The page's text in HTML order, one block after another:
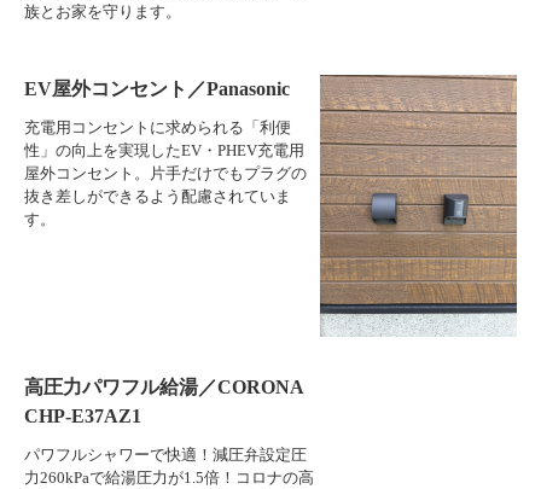
族とお家を守ります。
EV屋外コンセント／Panasonic
充電用コンセントに求められる「利便
性」の向上を実現したEV・PHEV充電用
屋外コンセント。片手だけでもプラグの
抜き差しができるよう配慮されていま
す。
高圧力パワフル給湯／CORONA
CHP-E37AZ1
パワフルシャワーで快適！減圧弁設定圧
力260kPaで給湯圧力が1.5倍！コロナの高